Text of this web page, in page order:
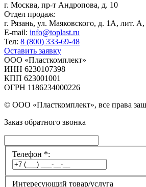
г. Москва, пр-т Андропова, д. 10
Отдел продаж:
г. Рязань, ул. Маяковского, д. 1А, лит.
E-mail: info@toplast.ru
Тел: 8 (800) 333-69-48
Оставить заявку
ООО «Пласткомплект»
ИНН 6230107398
КПП 623001001
ОГРН 1186234000226
© ООО «Пласткомплект», все права
Заказ обратного звонка
Телефон *:
Интересующий товар/услуга